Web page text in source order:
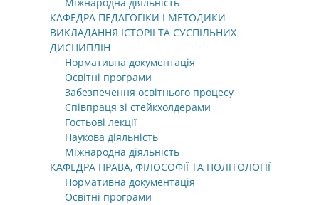
КАФЕДРА ПЕДАГОГІКИ І МЕТОДИКИ
ВИКЛАДАННЯ ІСТОРІЇ ТА СУСПІЛЬНИХ
ДИСЦИПЛІН
Нормативна документація
Освітні програми
Забезпечення освітнього процесу
Співпраця зі стейкхолдерами
Гостьові лекції
Наукова діяльність
Міжнародна діяльність
КАФЕДРА ПРАВА, ФІЛОСОФІЇ ТА ПОЛІТОЛОГІЇ
Нормативна документація
Освітні програми